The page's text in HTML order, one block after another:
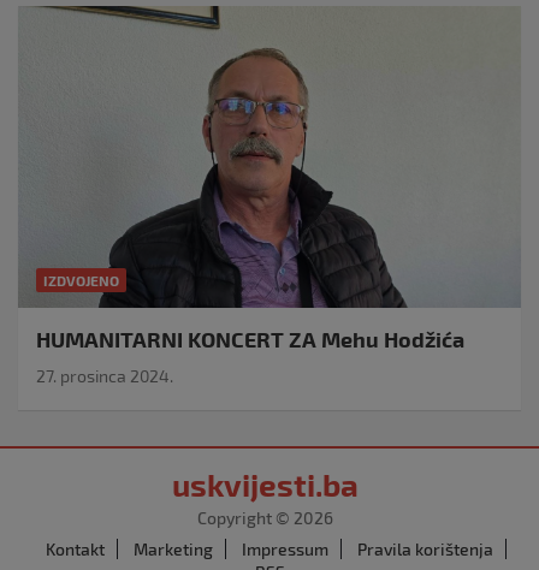
IZDVOJENO
HUMANITARNI KONCERT ZA Mehu Hodžića
27. prosinca 2024.
uskvijesti.ba
Copyright © 2026
Kontakt
Marketing Impressum
Pravila korištenja